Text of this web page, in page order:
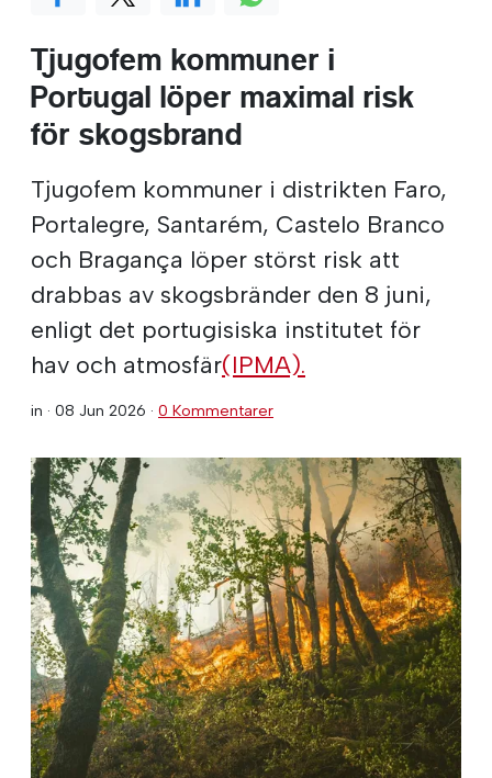
Tjugofem kommuner i
Portugal löper maximal risk
för skogsbrand
Tjugofem kommuner i distrikten Faro,
Portalegre, Santarém, Castelo Branco
och Bragança löper störst risk att
drabbas av skogsbränder den 8 juni,
enligt det portugisiska institutet för
hav och atmosfär(IPMA).
in · 08 Jun 2026 · 0 Kommentarer